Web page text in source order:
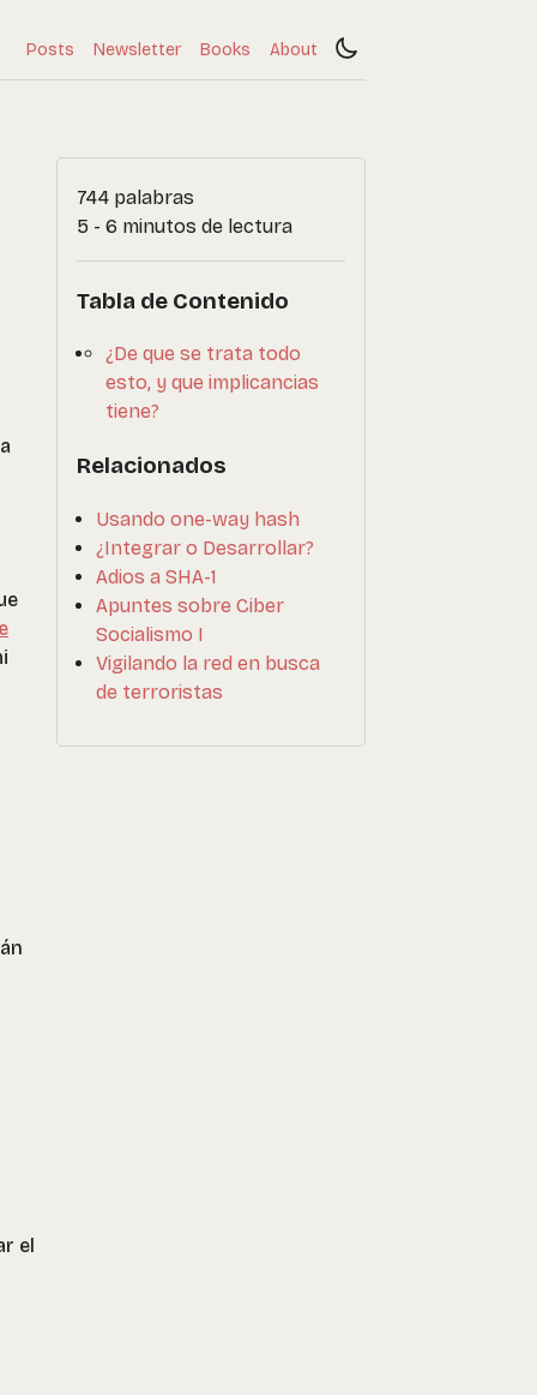
Posts Newsletter Books About
el
744 palabras
5 - 6 minutos de lectura
Tabla de Contenido
¿De que se trata todo
esto, y que implicancias
tiene?
Relacionados
Usando one-way hash
¿Integrar o Desarrollar?
Adios a SHA-1
Apuntes sobre Ciber
Socialismo I
Vigilando la red en busca
de terroristas